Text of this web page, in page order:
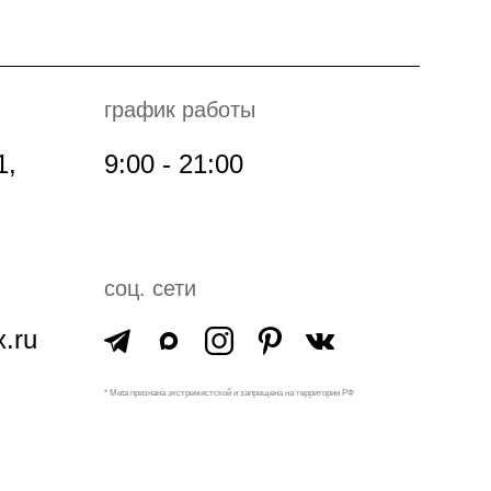
график работы
9:00 - 21:00
соц. сети
* Meta признана экстремистской и запрещена на территории РФ